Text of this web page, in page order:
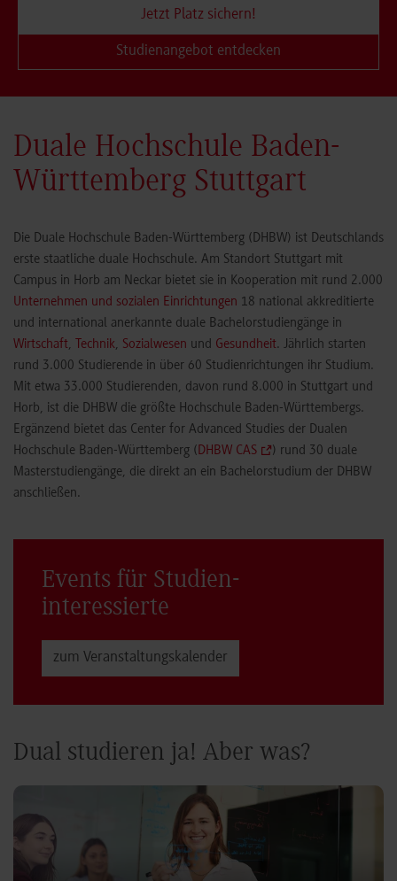
Jetzt Platz sichern!
Studienangebot entdecken
Duale Hochschule Baden-
Württemberg Stuttgart
Die Duale Hochschule Baden-Württemberg (DHBW) ist Deutschlands
erste staatliche duale Hochschule. Am Standort Stuttgart mit
Campus in Horb am Neckar bietet sie in Kooperation mit rund 2.000
Unternehmen und sozialen Einrichtungen 18 national akkreditierte
und international anerkannte duale Bachelorstudiengänge in
Wirtschaft, Technik, Sozialwesen und Gesundheit. Jährlich starten
rund 3.000 Studierende in über 60 Studienrichtungen ihr Studium.
Mit etwa 33.000 Studierenden, davon rund 8.000 in Stuttgart und
Horb, ist die DHBW die größte Hochschule Baden-Württembergs.
Ergänzend bietet das Center for Advanced Studies der Dualen
Hochschule Baden-Württemberg (DHBW CAS
) rund 30 duale
Masterstudiengänge, die direkt an ein Bachelorstudium der DHBW
anschließen.
Events für Studien­
interessierte
zum Veranstaltungs­kalender
Dual studieren ja! Aber was?